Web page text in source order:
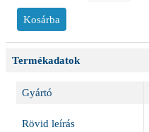
Termékadatok
Gyártó
Rövid leírás